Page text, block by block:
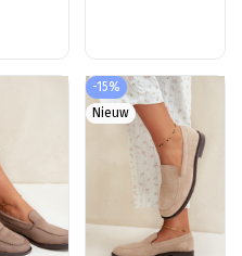
-15%
Nieuw